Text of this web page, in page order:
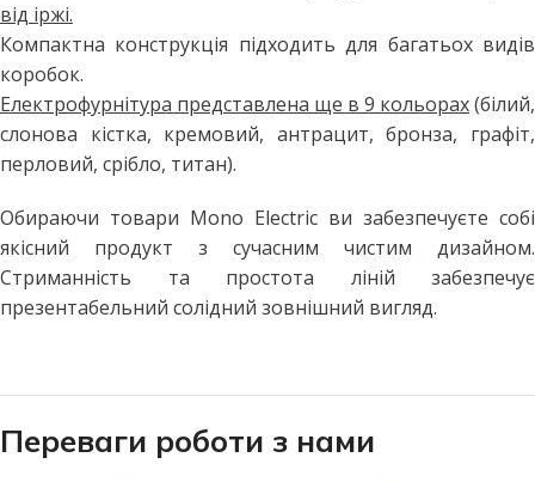
від іржі.
Компактна конструкція підходить для багатьох видів
коробок.
Електрофурнітура представлена ще в 9 кольорах(білий,
слонова кістка, кремовий, антрацит, бронза, графіт,
перловий, срібло, титан).
Обираючи товари Mono Electric ви забезпечуєте собі
якісний продукт з сучасним чистим дизайном.
Стриманність та простота ліній забезпечує
презентабельний солідний зовнішний вигляд.
Переваги роботи з нами